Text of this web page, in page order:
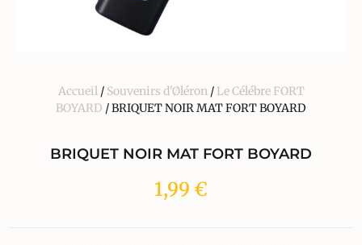
Accueil/ Souvenirs d'Øléron/ Le Célébre FORT
BOYARD / BRIQUET NOIR MAT FORT BOYARD
BRIQUET NOIR MAT FORT BOYARD
1,99 €